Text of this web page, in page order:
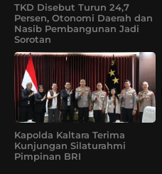
TKD Disebut Turun 24,7
Persen, Otonomi Daerah dan
Nasib Pembangunan Jadi
Sorotan
Kapolda Kaltara Terima
Kunjungan Silaturahmi
Pimpinan BRI